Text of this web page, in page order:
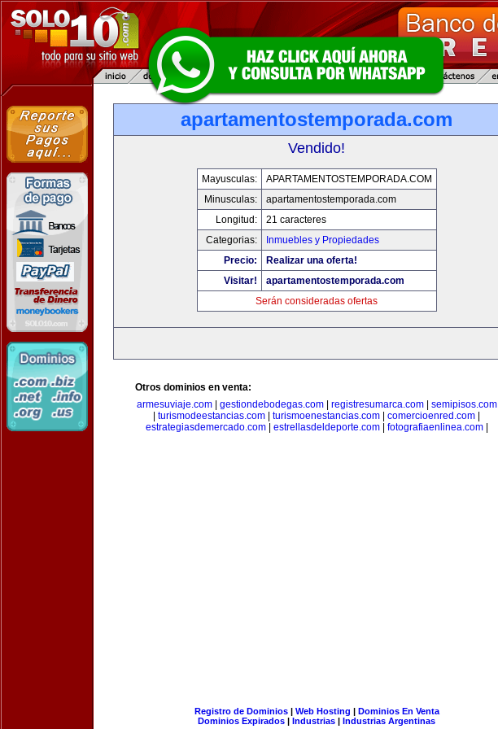
apartamentostemporada.com
Vendido!
Mayusculas:
APARTAMENTOSTEMPORADA.COM
Minusculas:
apartamentostemporada.com
Longitud:
21 caracteres
Categorias:
Inmuebles y Propiedades
Precio:
Realizar una oferta!
Visitar!
apartamentostemporada.com
Serán consideradas ofertas
Otros dominios en venta:
armesuviaje.com| gestiondebodegas.com| registresumarca.com| semipisos.com
turismodeestancias.com turismoenestancias.com comercioenred.com
estrategiasdemercado.com| estrellasdeldeporte.com| fotografiaenlinea.com|
Registro de Dominios| Web Hosting | Dominios En Venta
Dominios Expirados | Industrias | Industrias Argentinas